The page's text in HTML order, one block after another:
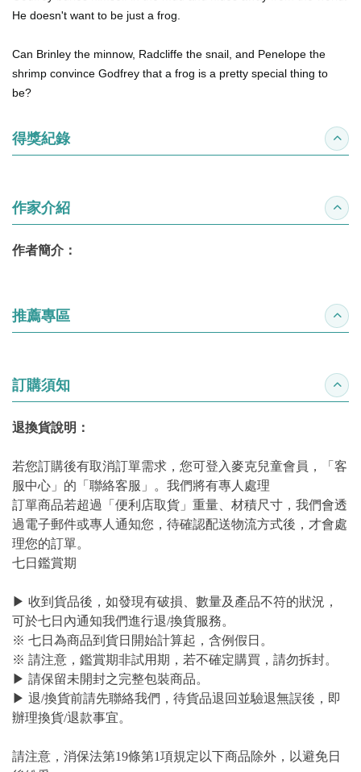
He doesn't want to be just a frog.
Can Brinley the minnow, Radcliffe the snail, and Penelope the
shrimp convince Godfrey that a frog is a pretty special thing to
be?
得獎紀錄 收合
作家介紹 收合
作者簡介：
推薦專區 收合
訂購須知 收合
退換貨說明：
若您訂購後有取消訂單需求，您可登入麥克兒童會員，「客
服中心」的「聯絡客服」。我們將有專人處理
訂單商品若超過「便利店取貨」重量、材積尺寸，我們會透
過電子郵件或專人通知您，待確認配送物流方式後，才會處
理您的訂單。
七日鑑賞期
▶ 收到貨品後，如發現有破損、數量及產品不符的狀況，
可於七日內通知我們進行退/換貨服務。
※ 七日為商品到貨日開始計算起，含例假日。
※ 請注意，鑑賞期非試用期，若不確定購買，請勿拆封。
▶ 請保留未開封之完整包裝商品。
▶ 退/換貨前請先聯絡我們，待貨品退回並驗退無誤後，即
辦理換貨/退款事宜。
請注意，消保法第19條第1項規定以下商品除外，以避免日